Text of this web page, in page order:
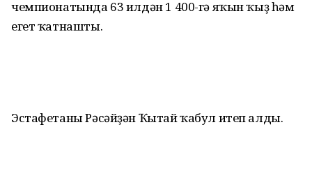
чемпионатында 63 илдән 1 400-гә яҡын ҡыҙ һәм
егет ҡатнашты.
Эстафетаны Рәсәйҙән Ҡытай ҡабул итеп алды.